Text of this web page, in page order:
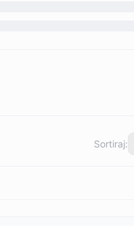
Sortiraj: